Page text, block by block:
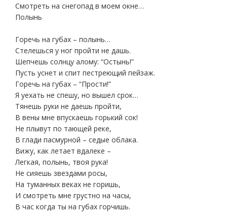
Смотреть на снегопад в моем окне…
Полынь
Горечь на губах – полынь…
Стелешься у ног пройти не дашь.
Шепчешь солнцу алому: “Остынь!”
Пусть уснет и спит пестреющий пейзаж.
Горечь на губах – “Прости!”
Я уехать не спешу, но вышел срок…
Тянешь руки не даешь пройти,
В вены мне впускаешь горький сок!
Не плывут по тающей реке,
В глади пасмурной – седые облака.
Вижу, как летает вдалеке –
Легкая, полынь, твоя рука!
Не сияешь звездами росы,
На туманных веках не горишь,
И смотреть мне грустно на часы,
В час когда ты на губах горчишь.